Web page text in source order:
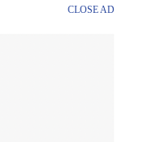
CLOSE AD